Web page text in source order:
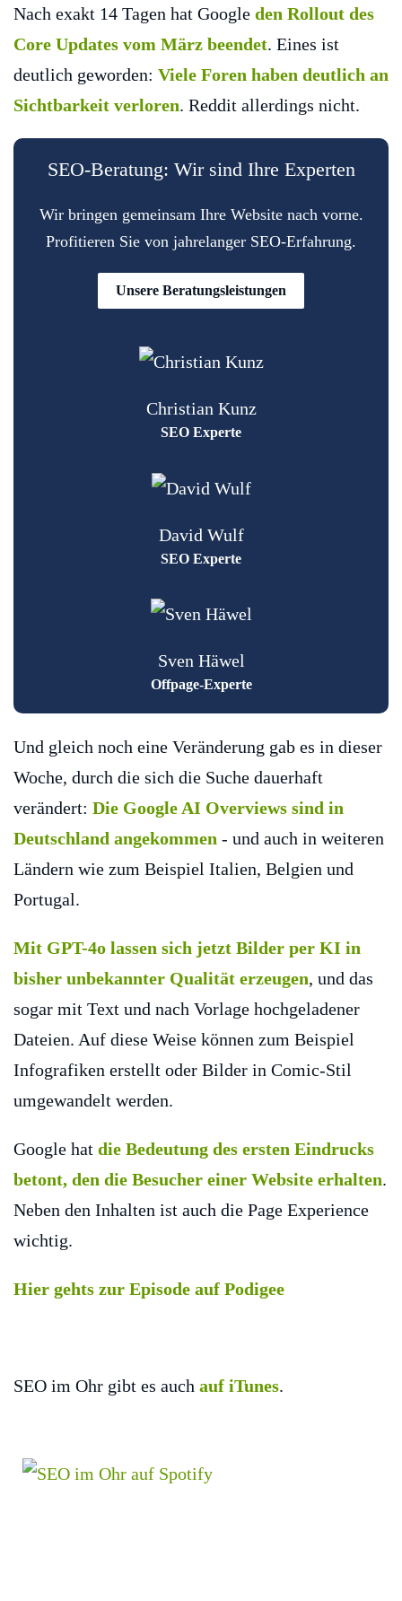
Nach exakt 14 Tagen hat Google den Rollout des
Core Updates vom März beendet. Eines ist
deutlich geworden: Viele Foren haben deutlich an
Sichtbarkeit verloren. Reddit allerdings nicht.
SEO-Beratung: Wir sind Ihre Experten
Wir bringen gemeinsam Ihre Website nach vorne.
Profitieren Sie von jahrelanger SEO-Erfahrung.
Unsere Beratungsleistungen
Christian Kunz
SEO Experte
David Wulf
SEO Experte
Sven Häwel
Offpage-Experte
Und gleich noch eine Veränderung gab es in dieser
Woche, durch die sich die Suche dauerhaft
verändert: Die Google AI Overviews sind in
Deutschland angekommen - und auch in weiteren
Ländern wie zum Beispiel Italien, Belgien und
Portugal.
Mit GPT-4o lassen sich jetzt Bilder per KI in
bisher unbekannter Qualität erzeugen, und das
sogar mit Text und nach Vorlage hochgeladener
Dateien. Auf diese Weise können zum Beispiel
Infografiken erstellt oder Bilder in Comic-Stil
umgewandelt werden.
Google hat die Bedeutung des ersten Eindrucks
betont, den die Besucher einer Website erhalten.
Neben den Inhalten ist auch die Page Experience
wichtig.
Hier gehts zur Episode auf Podigee
SEO im Ohr gibt es auch auf iTunes.